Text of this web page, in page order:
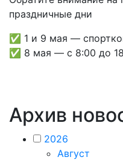
праздничные дни
✅ 1 и 9 мая —
✅ 8 мая — с 8:00 до
Архив
2026
Август